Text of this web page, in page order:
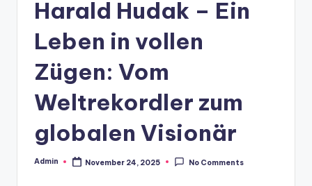
Harald Hudak – Ein
Leben in vollen
Zügen: Vom
Weltrekordler zum
globalen Visionär
Posted
Admin November 24, 2025 No Comments